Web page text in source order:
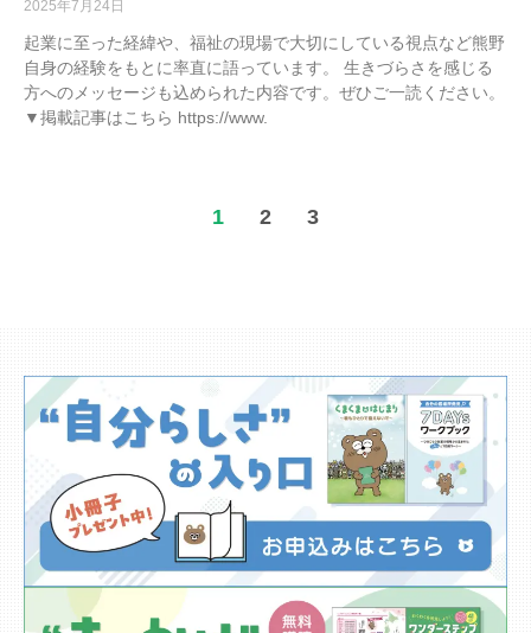
2025年7月24日
起業に至った経緯や、福祉の現場で大切にしている視点など熊野
自身の経験をもとに率直に語っています。 生きづらさを感じる
方へのメッセージも込められた内容です。ぜひご一読ください。
▼掲載記事はこちら https://www.
1 2 3